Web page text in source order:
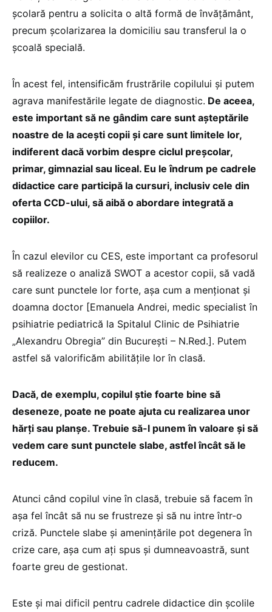
școlară pentru a solicita o altă formă de învățământ,
precum școlarizarea la domiciliu sau transferul la o
școală specială.
În acest fel, intensificăm frustrările copilului și putem
agrava manifestările legate de diagnostic. De aceea,
este important să ne gândim care sunt așteptările
noastre de la acești copii și care sunt limitele lor,
indiferent dacă vorbim despre ciclul preșcolar,
primar, gimnazial sau liceal. Eu le îndrum pe cadrele
didactice care participă la cursuri, inclusiv cele din
oferta CCD-ului, să aibă o abordare integrată a
copiilor.
În cazul elevilor cu CES, este important ca profesorul
să realizeze o analiză SWOT a acestor copii, să vadă
care sunt punctele lor forte, așa cum a menționat și
doamna doctor [Emanuela Andrei, medic specialist în
psihiatrie pediatrică la Spitalul Clinic de Psihiatrie
„Alexandru Obregia” din București – N.Red.]. Putem
astfel să valorificăm abilitățile lor în clasă.
Dacă, de exemplu, copilul știe foarte bine să
deseneze, poate ne poate ajuta cu realizarea unor
hărți sau planșe. Trebuie să-l punem în valoare și să
vedem care sunt punctele slabe, astfel încât să le
reducem.
Atunci când copilul vine în clasă, trebuie să facem în
așa fel încât să nu se frustreze și să nu intre într-o
criză. Punctele slabe și amenințările pot degenera în
crize care, așa cum ați spus și dumneavoastră, sunt
foarte greu de gestionat.
Este și mai dificil pentru cadrele didactice din școlile